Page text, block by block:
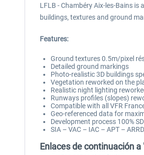
LFLB - Chambéry Aix-les-Bains
buildings, textures and ground
Features:
Ground textures 0.5m/pixel
Detailed ground markings
Photo-realistic 3D buildings
Vegetation reworked on the
Realistic night lighting
Runways profiles (slopes)
Compatible with all VFR
Geo-referenced data for
Development process 100%
SIA – VAC – IAC – APT –
Enlaces de continuación a